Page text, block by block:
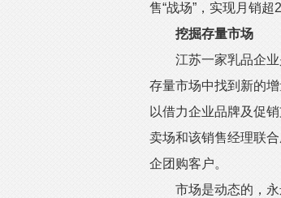
售“战场”，实现月销
挖掘存量市场
江苏一家乳品企业
存量市场中找到新的
以借力企业品牌及促
卖场和该销售经理联
企团购客户。
市场是动态的，永